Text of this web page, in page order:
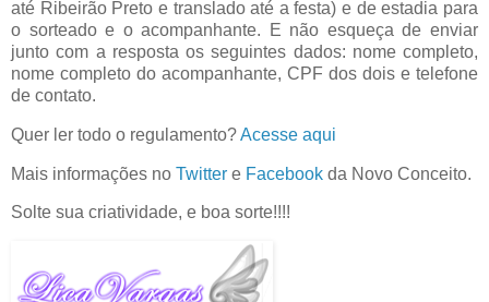
até Ribeirão Preto e translado até a festa) e de estadia para
o sorteado e o acompanhante. E não esqueça de enviar
junto com a resposta os seguintes dados: nome completo,
nome completo do acompanhante, CPF dos dois e telefone
de contato.
Quer ler todo o regulamento?Acesse aqui
Mais informações no Twitter e Facebook da Novo Conceito.
Solte sua criatividade, e boa sorte!!!!